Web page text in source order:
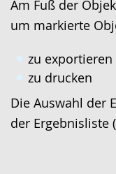
Am Fuß der
um markierte
zu exportieren
zu drucken
Die Auswahl der
der Ergebnisliste